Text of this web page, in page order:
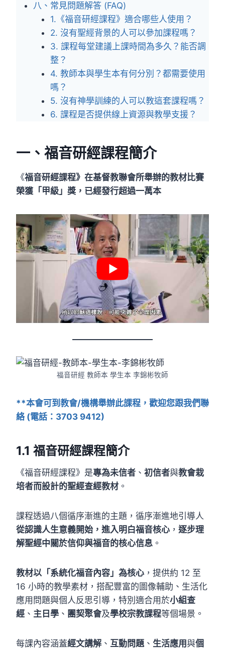
八、常見問題解答 (FAQ)
1.《福音研經課程》適合哪些人使用？
2. 沒有聖經背景的人可以參加課程嗎？
3. 課程每堂建議上課時間為多久？能否調
整？
4. 教師本與學生本有何分別？都需要使用
嗎？
5. 沒有神學訓練的人可以教這套課程嗎？
6. 課程是否提供線上資源與教學支援？
一、福音研經課程簡介
《福音研經課程》在基督教聯會所舉辦的教材比賽
榮獲「甲級」獎，已經發行超過一萬本
福音研經 教師本 學生本 李錦彬牧師
**本會可到教會/機構舉辦此課程，歡迎您跟我們聯
絡 (電話：3703 9412)
1.1 福音研經課程簡介
《福音研經課程》是專為未信者 、 初信者與教會栽
培者而設計的聖經查經教材 。
課程透過八個循序漸進的主題，循序漸進地引導人
從認識人生意義開始，進入明白福音核心 ， 逐步理
解聖經中關於信仰與福音的核心信息 。
教材以「系統化福音內容」為核心 ，提供約 12 至
16 小時的教學素材，搭配豐富的圖像輔助、生活化
應用問題與個人反思引導，特別適合用於小組查
經 、 主日學 、 團契聚會及學校宗教課程等個場景。
每課內容涵蓋經文講解 、 互動問題 、 生活應用與個